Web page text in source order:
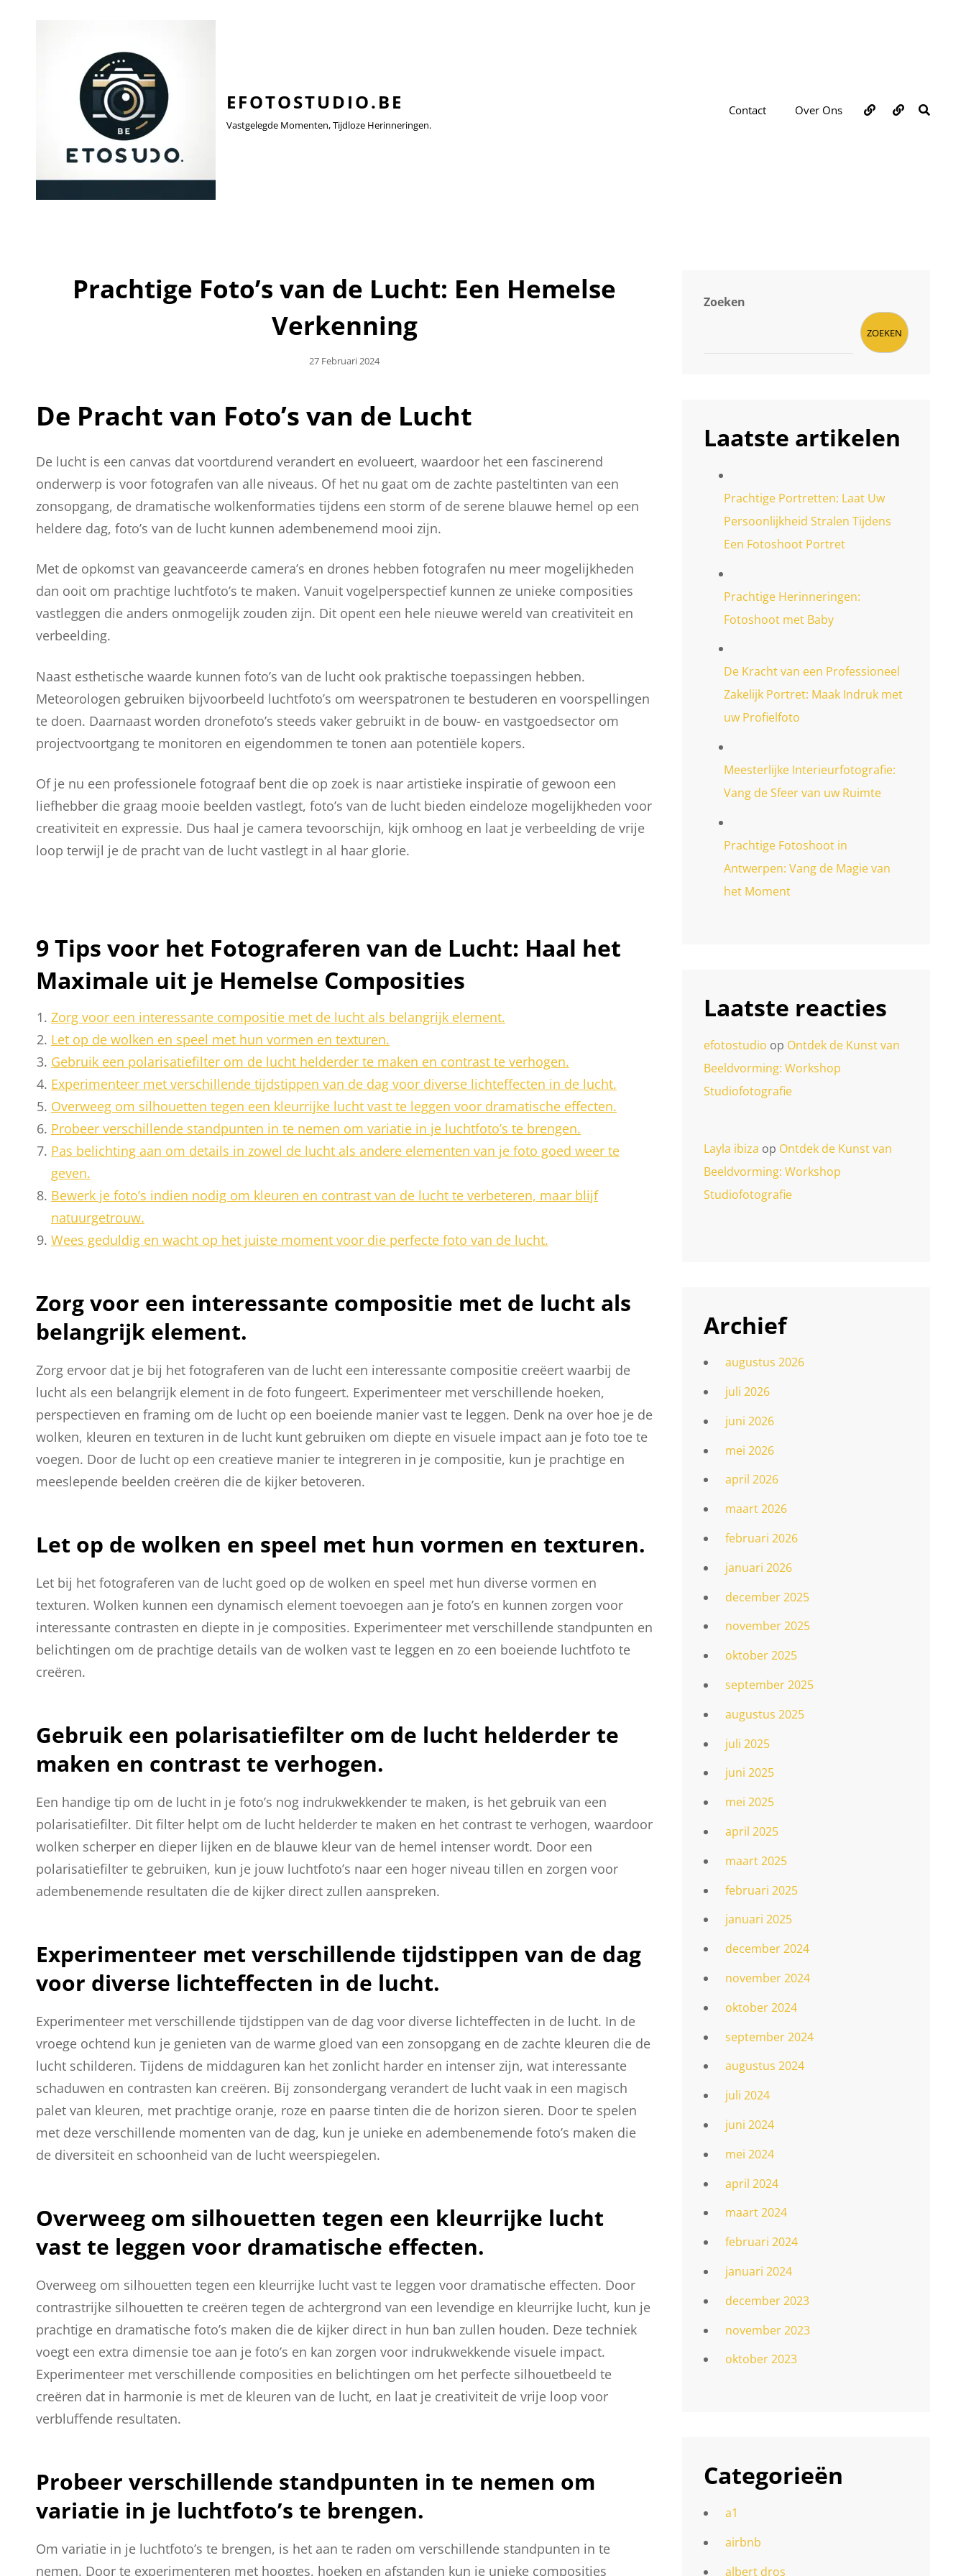
EFOTOSTUDIO.BE
Vastgelegde Momenten, Tijdloze Herinneringen.
Contact Over Ons Over
ons
Contact
Prachtige Foto’s van de Lucht: Een Hemelse
Verkenning
Geplaatst
27 Februari 2024
De Pracht van Foto’s van de Lucht
De lucht is een canvas dat voortdurend verandert en evolueert, waardoor het een fascinerend
onderwerp is voor fotografen van alle niveaus. Of het nu gaat om de zachte pasteltinten van een
zonsopgang, de dramatische wolkenformaties tijdens een storm of de serene blauwe hemel op een
heldere dag, foto’s van de lucht kunnen adembenemend mooi zijn.
Met de opkomst van geavanceerde camera’s en drones hebben fotografen nu meer mogelijkheden
dan ooit om prachtige luchtfoto’s te maken. Vanuit vogelperspectief kunnen ze unieke composities
vastleggen die anders onmogelijk zouden zijn. Dit opent een hele nieuwe wereld van creativiteit en
verbeelding.
Naast esthetische waarde kunnen foto’s van de lucht ook praktische toepassingen hebben.
Meteorologen gebruiken bijvoorbeeld luchtfoto’s om weerspatronen te bestuderen en voorspellingen
te doen. Daarnaast worden dronefoto’s steeds vaker gebruikt in de bouw- en vastgoedsector om
projectvoortgang te monitoren en eigendommen te tonen aan potentiële kopers.
Of je nu een professionele fotograaf bent die op zoek is naar artistieke inspiratie of gewoon een
liefhebber die graag mooie beelden vastlegt, foto’s van de lucht bieden eindeloze mogelijkheden voor
creativiteit en expressie. Dus haal je camera tevoorschijn, kijk omhoog en laat je verbeelding de vrije
loop terwijl je de pracht van de lucht vastlegt in al haar glorie.
9 Tips voor het Fotograferen van de Lucht: Haal het
Maximale uit je Hemelse Composities
Zorg voor een interessante compositie met de lucht als belangrijk element.
Let op de wolken en speel met hun vormen en texturen.
Gebruik een polarisatiefilter om de lucht helderder te maken en contrast te verhogen.
Experimenteer met verschillende tijdstippen van de dag voor diverse lichteffecten in de lucht.
Overweeg om silhouetten tegen een kleurrijke lucht vast te leggen voor dramatische effecten.
Probeer verschillende standpunten in te nemen om variatie in je luchtfoto’s te brengen.
Pas belichting aan om details in zowel de lucht als andere elementen van je foto goed weer te
geven.
Bewerk je foto’s indien nodig om kleuren en contrast van de lucht te verbeteren, maar blijf
natuurgetrouw.
Wees geduldig en wacht op het juiste moment voor die perfecte foto van de lucht.
Zorg voor een interessante compositie met de lucht als
belangrijk element.
Zorg ervoor dat je bij het fotograferen van de lucht een interessante compositie creëert waarbij de
lucht als een belangrijk element in de foto fungeert. Experimenteer met verschillende hoeken,
perspectieven en framing om de lucht op een boeiende manier vast te leggen. Denk na over hoe je de
wolken, kleuren en texturen in de lucht kunt gebruiken om diepte en visuele impact aan je foto toe te
voegen. Door de lucht op een creatieve manier te integreren in je compositie, kun je prachtige en
meeslepende beelden creëren die de kijker betoveren.
Let op de wolken en speel met hun vormen en texturen.
Let bij het fotograferen van de lucht goed op de wolken en speel met hun diverse vormen en
texturen. Wolken kunnen een dynamisch element toevoegen aan je foto’s en kunnen zorgen voor
interessante contrasten en diepte in je composities. Experimenteer met verschillende standpunten en
belichtingen om de prachtige details van de wolken vast te leggen en zo een boeiende luchtfoto te
creëren.
Gebruik een polarisatiefilter om de lucht helderder te
maken en contrast te verhogen.
Een handige tip om de lucht in je foto’s nog indrukwekkender te maken, is het gebruik van een
polarisatiefilter. Dit filter helpt om de lucht helderder te maken en het contrast te verhogen, waardoor
wolken scherper en dieper lijken en de blauwe kleur van de hemel intenser wordt. Door een
polarisatiefilter te gebruiken, kun je jouw luchtfoto’s naar een hoger niveau tillen en zorgen voor
adembenemende resultaten die de kijker direct zullen aanspreken.
Experimenteer met verschillende tijdstippen van de dag
voor diverse lichteffecten in de lucht.
Experimenteer met verschillende tijdstippen van de dag voor diverse lichteffecten in de lucht. In de
vroege ochtend kun je genieten van de warme gloed van een zonsopgang en de zachte kleuren die de
lucht schilderen. Tijdens de middaguren kan het zonlicht harder en intenser zijn, wat interessante
schaduwen en contrasten kan creëren. Bij zonsondergang verandert de lucht vaak in een magisch
palet van kleuren, met prachtige oranje, roze en paarse tinten die de horizon sieren. Door te spelen
met deze verschillende momenten van de dag, kun je unieke en adembenemende foto’s maken die
de diversiteit en schoonheid van de lucht weerspiegelen.
Overweeg om silhouetten tegen een kleurrijke lucht
vast te leggen voor dramatische effecten.
Overweeg om silhouetten tegen een kleurrijke lucht vast te leggen voor dramatische effecten. Door
contrastrijke silhouetten te creëren tegen de achtergrond van een levendige en kleurrijke lucht, kun je
prachtige en dramatische foto’s maken die de kijker direct in hun ban zullen houden. Deze techniek
voegt een extra dimensie toe aan je foto’s en kan zorgen voor indrukwekkende visuele impact.
Experimenteer met verschillende composities en belichtingen om het perfecte silhouetbeeld te
creëren dat in harmonie is met de kleuren van de lucht, en laat je creativiteit de vrije loop voor
verbluffende resultaten.
Probeer verschillende standpunten in te nemen om
variatie in je luchtfoto’s te brengen.
Om variatie in je luchtfoto’s te brengen, is het aan te raden om verschillende standpunten in te
nemen. Door te experimenteren met hoogtes, hoeken en afstanden kun je unieke composities
Zoeken
ZOEKEN
Laatste artikelen
Prachtige Portretten: Laat Uw
Persoonlijkheid Stralen Tijdens
Een Fotoshoot Portret
Prachtige Herinneringen:
Fotoshoot met Baby
De Kracht van een Professioneel
Zakelijk Portret: Maak Indruk met
uw Profielfoto
Meesterlijke Interieurfotografie:
Vang de Sfeer van uw Ruimte
Prachtige Fotoshoot in
Antwerpen: Vang de Magie van
het Moment
Laatste reacties
efotostudio op Ontdek de Kunst van
Beeldvorming: Workshop
Studiofotografie
Layla ibiza op Ontdek de Kunst van
Beeldvorming: Workshop
Studiofotografie
Archief
augustus 2026
juli 2026
juni 2026
mei 2026
april 2026
maart 2026
februari 2026
januari 2026
december 2025
november 2025
oktober 2025
september 2025
augustus 2025
juli 2025
juni 2025
mei 2025
april 2025
maart 2025
februari 2025
januari 2025
december 2024
november 2024
oktober 2024
september 2024
augustus 2024
juli 2024
juni 2024
mei 2024
april 2024
maart 2024
februari 2024
januari 2024
december 2023
november 2023
oktober 2023
Categorieën
a1
airbnb
albert dros